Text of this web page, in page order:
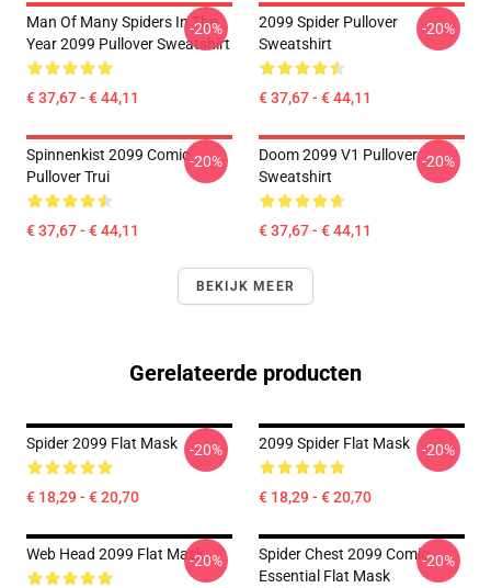
Man Of Many Spiders In The
Year 2099 Pullover Sweatshirt
€ 37,67 - € 44,11
-20%
2099 Spider Pullover
Sweatshirt
€ 37,67 - € 44,11
-20%
Spinnenkist 2099 Comic
Pullover Trui
€ 37,67 - € 44,11
-20%
Doom 2099 V1 Pullover
Sweatshirt
€ 37,67 - € 44,11
-20%
BEKIJK MEER
Gerelateerde producten
Spider 2099 Flat Mask
€ 18,29 - € 20,70
-20% 2099 Spider Flat Mask
€ 18,29 - € 20,70
-20%
Web Head 2099 Flat Mask-20%
Spider Chest 2099 Comic
Essential Flat Mask
-20%